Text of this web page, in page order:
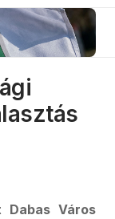
Dabas Város